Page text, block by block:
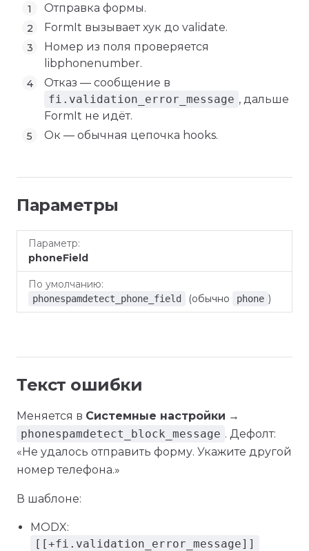
Отправка формы.
FormIt вызывает хук до validate.
Номер из поля проверяется
libphonenumber.
Отказ — сообщение в
fi.validation_error_message , дальше
FormIt не идёт.
Ок — обычная цепочка hooks.
Параметры
Параметр
phoneField
phonespamdetect_phone_field (обычно phone )
Текст ошибки
Меняется в Системные настройки →
phonespamdetect_block_message . Дефолт:
«Не удалось отправить форму. Укажите другой
номер телефона.»
В шаблоне:
MODX:
[[+fi.validation_error_message]]